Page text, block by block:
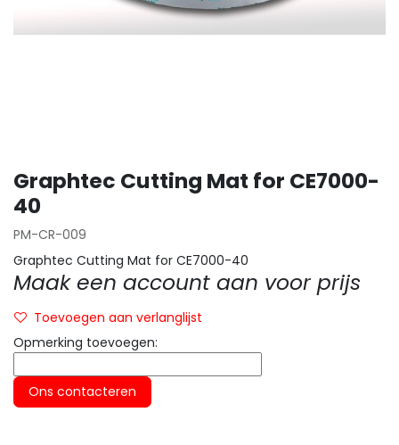
Graphtec Cutting Mat for CE7000-
40
PM-CR-009
Graphtec Cutting Mat for CE7000-40
Maak een account aan voor prijs
Toevoegen aan verlanglijst
Opmerking toevoegen:
Ons contacteren